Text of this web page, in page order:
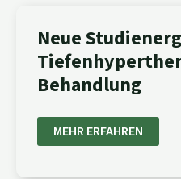
Neue
Behandlung
NEUE
STUDIENERGEBNISSE
ZUR
TIEFENHYPERTHERMIE-
BEHANDLUNG
MEHR ERFAHREN